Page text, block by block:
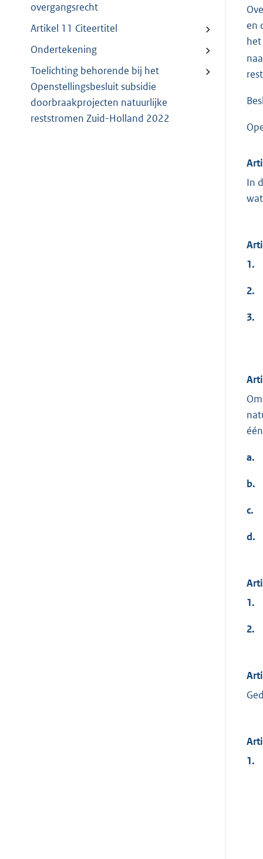
overgangsrecht
Artikel 11 Citeertitel
Ondertekening
Toelichting behorende bij het
Openstellingsbesluit subsidie
doorbraakprojecten natuurlijke
reststromen Zuid-Holland 2022
en
In
1.
2.
3.
a.
b.
c.
d.
1.
2.
1.